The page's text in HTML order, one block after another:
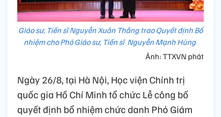
Giáo sư, Tiến sĩ Nguyễn Xuân Thắng trao Quyết định Bổ
nhiệm cho Phó Giáo sư, Tiến sĩ Nguyễn Mạnh Hùng
Ảnh: TTXVN phát
Ngày 26/8, tại Hà Nội, Học viện Chính trị
quốc gia Hồ Chí Minh tổ chức Lễ công bố
quyết định bổ nhiệm chức danh Phó Giám